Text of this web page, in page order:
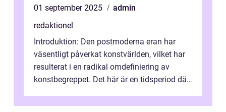
01 september 2025
admin
redaktionel
Introduktion: Den postmoderna eran har
väsentligt påverkat konstvärlden, vilket har
resulterat i en radikal omdefiniering av
konstbegreppet. Det här är en tidsperiod där